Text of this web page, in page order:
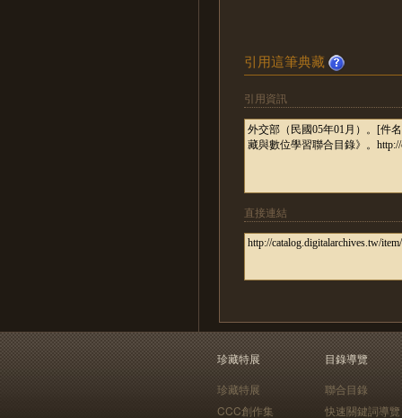
引用這筆典藏
引用資訊
直接連結
珍藏特展
珍藏特展
CCC創作集
目錄導覽
聯合目錄
快速關鍵詞導覽